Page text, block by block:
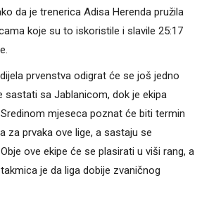
da je trenerica Adisa Herenda pružila
koje su to iskoristile i slavile 25:17
prvenstva odigrat će se još jedno
sastati sa Jablanicom, dok je ekipa
mjeseca poznat će biti termin
za prvaka ove lige, a sastaju se
ove ekipe će se plasirati u viši rang, a
je da liga dobije zvaničnog